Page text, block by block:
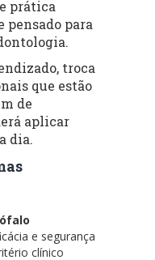
prática
para
troca
que estão
de
aplicar
dia.
e segurança
clínico